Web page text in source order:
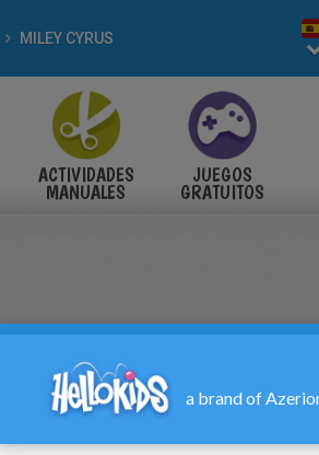
MILEY CYRUS
ACTIVIDADES
MANUALES
JUEGOS
GRATUITOS